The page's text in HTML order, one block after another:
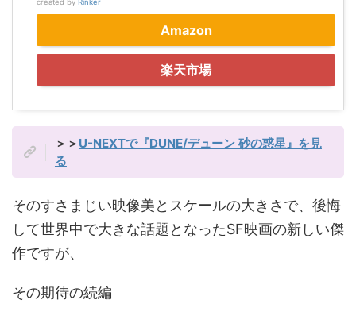
created by Rinker
Amazon
楽天市場
＞＞ U-NEXTで『DUNE/デューン 砂の惑星』を見
る
そのすさまじい映像美とスケールの大きさで、後悔
して世界中で大きな話題となったSF映画の新しい傑
作ですが、
その期待の続編